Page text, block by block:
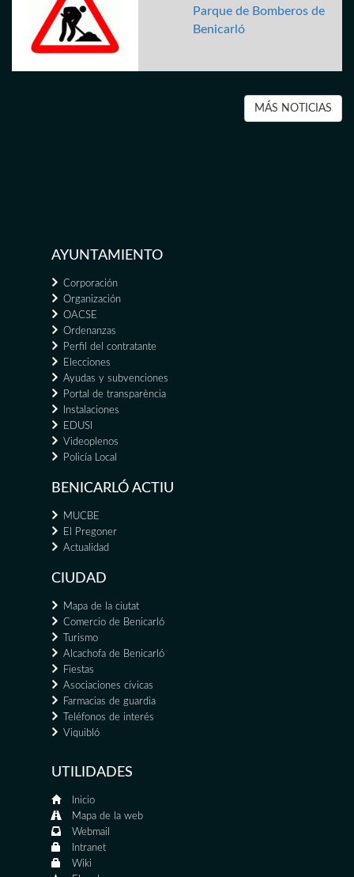
Parque de Bomberos de
Benicarló
MÁS NOTICIAS
AYUNTAMIENTO
Corporación
Organización
OACSE
Ordenanzas
Perfil del contratante
Elecciones
Ayudas y subvenciones
Portal de transparència
Instalaciones
EDUSI
Videoplenos
Policía Local
BENICARLÓ ACTIU
MUCBE
El Pregoner
Actualidad
CIUDAD
Mapa de la ciutat
Comercio de Benicarló
Turismo
Alcachofa de Benicarló
Fiestas
Asociaciones cívicas
Farmacias de guardia
Teléfonos de interés
Viquibló
UTILIDADES
Inicio
Mapa de la web
Webmail
Intranet
Wiki